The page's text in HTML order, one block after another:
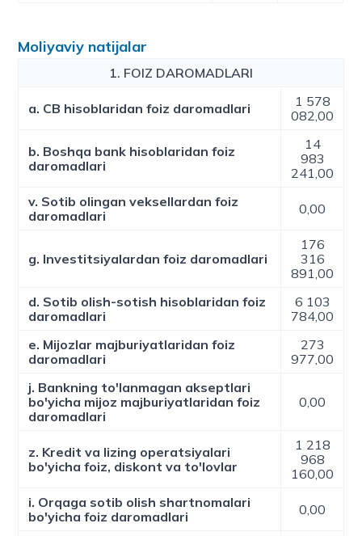
Moliyaviy natijalar
1. FOIZ DAROMADLARI
a. CB hisoblaridan foiz daromadlari
1 578
082,00
b. Boshqa bank hisoblaridan foiz
daromadlari
14
983
241,00
v. Sotib olingan veksellardan foiz
daromadlari
0,00
g. Investitsiyalardan foiz daromadlari
176
316
891,00
d. Sotib olish-sotish hisoblaridan foiz
daromadlari
6 103
784,00
e. Mijozlar majburiyatlaridan foiz
daromadlari
273
977,00
j. Bankning to'lanmagan akseptlari
bo'yicha mijoz majburiyatlaridan foiz
daromadlari
0,00
z. Kredit va lizing operatsiyalari
bo'yicha foiz, diskont va to'lovlar
1 218
968
160,00
i. Orqaga sotib olish shartnomalari
bo'yicha foiz daromadlari
0,00